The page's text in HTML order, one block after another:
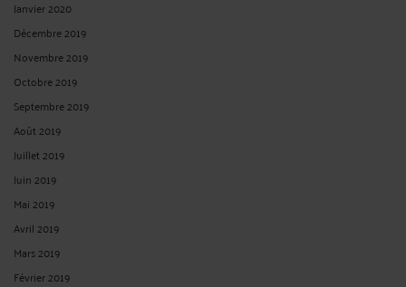
Janvier 2020
Décembre 2019
Novembre 2019
Octobre 2019
Septembre 2019
Août 2019
Juillet 2019
Juin 2019
Mai 2019
Avril 2019
Mars 2019
Février 2019